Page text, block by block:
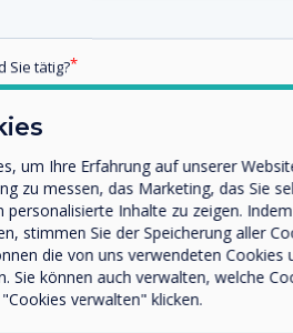
um Ihre Erfahrung auf unserer
zu messen, das Marketing, das Sie
personalisierte Inhalte zu zeigen.
stimmen Sie der Speicherung aller
die von uns verwendeten Cookies
Sie können auch verwalten, welche
verwalten" klicken.
Sie tätig?
per E-Mail, Telefon oder Post
kontaktieren.